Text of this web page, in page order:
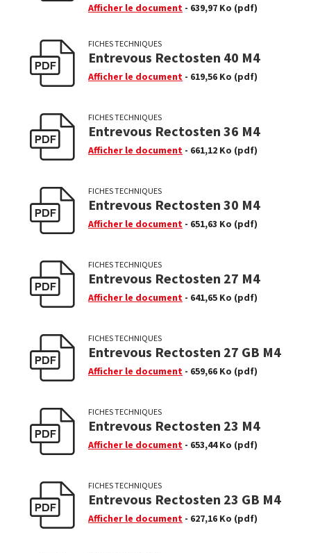
Afficher le document - 639,97 Ko (pdf)
FICHES TECHNIQUES
Entrevous Rectosten 40 M4
Afficher le document - 619,56 Ko (pdf)
FICHES TECHNIQUES
Entrevous Rectosten 36 M4
Afficher le document - 661,12 Ko (pdf)
FICHES TECHNIQUES
Entrevous Rectosten 30 M4
Afficher le document - 651,63 Ko (pdf)
FICHES TECHNIQUES
Entrevous Rectosten 27 M4
Afficher le document - 641,65 Ko (pdf)
FICHES TECHNIQUES
Entrevous Rectosten 27 GB M4
Afficher le document - 659,66 Ko (pdf)
FICHES TECHNIQUES
Entrevous Rectosten 23 M4
Afficher le document - 653,44 Ko (pdf)
FICHES TECHNIQUES
Entrevous Rectosten 23 GB M4
Afficher le document - 627,16 Ko (pdf)